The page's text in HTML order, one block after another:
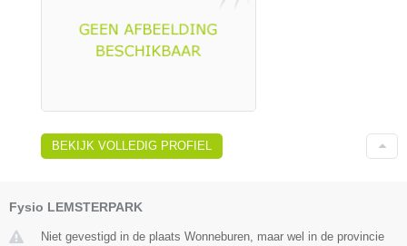
BEKIJK VOLLEDIG PROFIEL
Fysio LEMSTERPARK
Niet gevestigd in de plaats Wonneburen, maar wel in de provincie